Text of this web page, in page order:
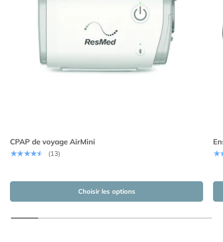
CPAP de voyage AirMini
★★★★★
(13)
Choisir les options